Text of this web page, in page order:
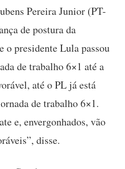
Pereira Junior (PT-
de postura da
o presidente Lula passou
de trabalho 6×1 até a
até o PL já está
de trabalho 6×1.
e, envergonhados, vão
disse.